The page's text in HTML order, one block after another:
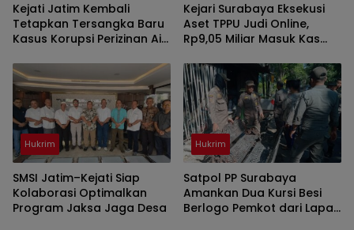
Kejati Jatim Kembali
Tetapkan Tersangka Baru
Kasus Korupsi Perizinan Air
Kejari Surabaya Eksekusi
Aset TPPU Judi Online,
Rp9,05 Miliar Masuk Kas
Hukrim
SMSI Jatim–Kejati Siap
Kolaborasi Optimalkan
Program Jaksa Jaga Desa
Hukrim
Satpol PP Surabaya
Amankan Dua Kursi Besi
Berlogo Pemkot dari Lapak